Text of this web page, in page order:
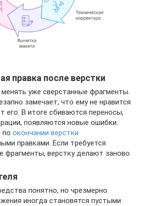
правка после верстки
уже сверстанные фрагменты.
замечает, что ему не нравится
его. В итоге сбиваются переносы,
появляются новые ошибки.
по окончании верстки
правками. Если требуется
фрагменты, верстку делают заново.
понятно, но чрезмерно
иногда становятся пустыми